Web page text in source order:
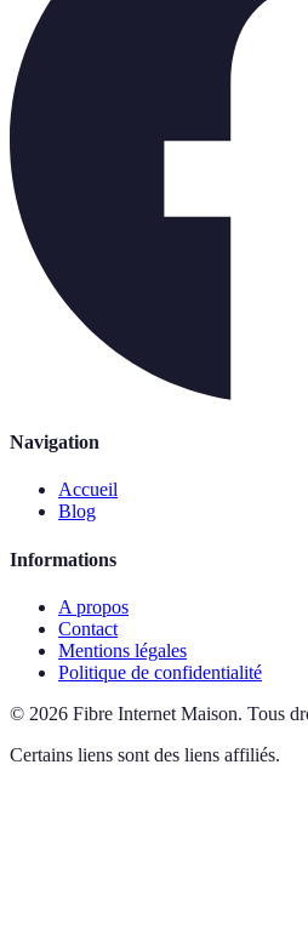
Navigation
Accueil
Blog
Informations
A propos
Contact
Mentions légales
Politique de confidentialité
© 2026 Fibre Internet Maison. Tous
Certains liens sont des liens affiliés.